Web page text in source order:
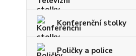
Konferenční stolky
Poličky a police